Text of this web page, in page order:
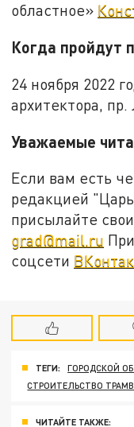
областное»
Когда пройдут
24 ноября 2022
архитектора,
Уважаемые
Если вам есть
редакцией
присылайте
grad@mail.ru
соцсети
ТЕГИ:
ГОРОДСКОЙ
СТРОИТЕЛЬСТВО
ЧИТАЙТЕ ТАКЖЕ: